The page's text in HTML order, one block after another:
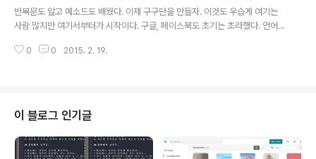
합니다. 저의 경우 C:\Ruby21-x64\bin 이렇게 경로가 되어있습니다. set PA
TH=C:\Ruby21-x64..
반복문도 알고 메소드도 배웠다. 이제 구구단을 만들자. 이것도 우습게 여기는
사람 많지만 여기서부터가 시작이다. 구글, 페이스북도 초기는 초라했다. 언어
면, Flow(흐름)이라고 할 수 있다. 지금 짜려는 것은 특정 단을 입력하면 해당
다.즉, 내가 고려 할 게 아니다. 그럼 난 반복문으로 표현 할 것은 1~9까지다. 반
복문으로 하면 for i in 1..9 이렇게 된다...
0 0 2015. 2. 19.
이 블로그 인기글